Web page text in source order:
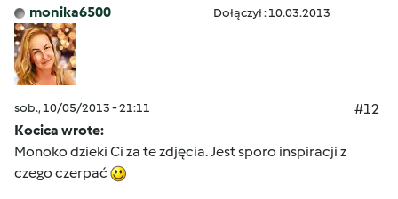
monika6500 Dołączył : 10.03.2013
sob., 10/05/2013 - 21:11
#12
Kocica wrote:
Monoko dzieki Ci za te zdjęcia. Jest sporo inspiracji z
czego czerpać